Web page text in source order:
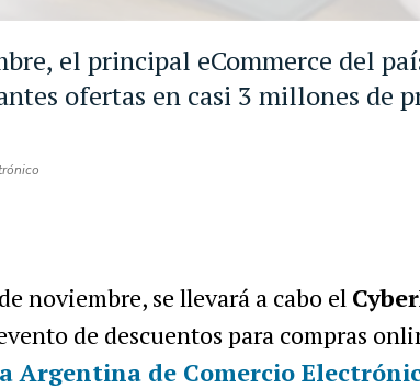
el principal eCommerce del
ofertas en casi 3 millones de
noviembre, se llevará a cabo el
de descuentos para compras
Argentina de Comercio